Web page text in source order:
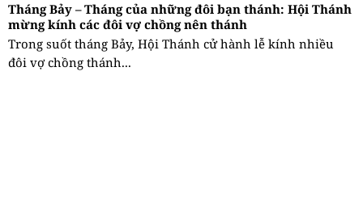
Tháng Bảy – Tháng của những đôi bạn thánh: Hội Thánh
mừng kính các đôi vợ chồng nên thánh
Trong suốt tháng Bảy, Hội Thánh cử hành lễ kính nhiều
đôi vợ chồng thánh...